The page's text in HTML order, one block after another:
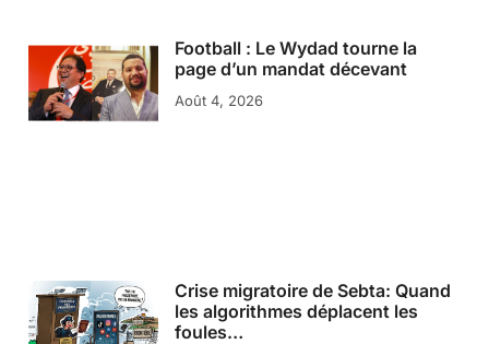
Football : Le Wydad tourne la
page d’un mandat décevant
Août 4, 2026
Crise migratoire de Sebta: Quand
les algorithmes déplacent les
foules…